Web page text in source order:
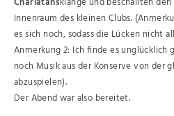
Innenraum des kleinen Clubs.
es sich noch, sodass die Lücken nicht
Anmerkung 2: Ich finde es
noch Musik aus der Konserve von der
abzuspielen).
Der Abend war also bereitet.